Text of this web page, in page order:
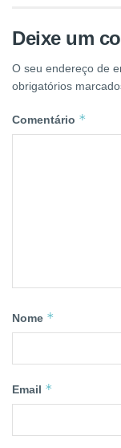
Deixe um
O seu endereço de
obrigatórios
Comentário *
Nome *
Email *